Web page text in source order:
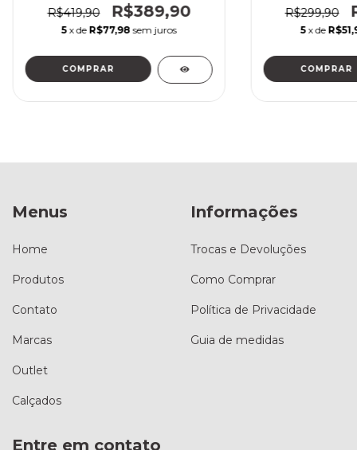
R$419,90 R$389,90
5 x de R$77,98 sem juros
COMPRAR
R$299,90
5 x de
COMPRAR
Menus
Home
Produtos
Contato
Marcas
Outlet
Calçados
Informações
Trocas e Devoluções
Como Comprar
Política de Privacidade
Guia de medidas
Entre em contato